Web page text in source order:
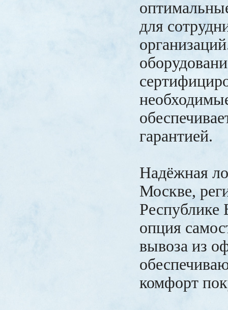
для
гарантией.
Надёжная
Москве,
Республике
опция
вывоза из
комфорт